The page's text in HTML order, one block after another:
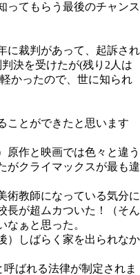
ってもらう最後のチャンス
に裁判があって、起訴され
決を受けたが(残り2人は
かったので、世に知られ
ことができたと思います
原作と映画では色々と違う
がクライマックスが最も違
術教師になっている気分に
長が超ムカついた！（そん
なぁと思った。
）しばらく家を出られなか
ばれる法律が制定されま